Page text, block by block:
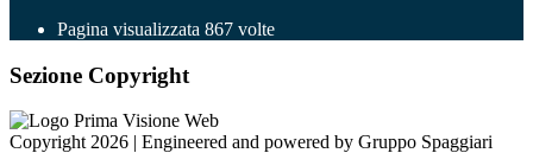
Pagina visualizzata 867 volte
Sezione Copyright
Copyright 2026 | Engineered and powered by Gruppo Spaggiari